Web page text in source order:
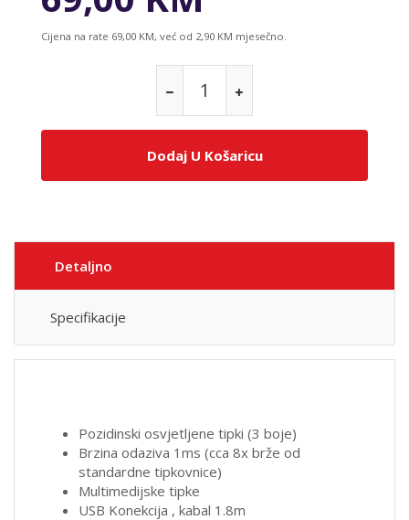
Cijena na rate 69,00 KM, već od 2,90 KM mjesečno.
Dodaj U Košaricu
Detaljno
Specifikacije
Pozidinski osvjetljene tipki (3 boje)
Brzina odaziva 1ms (cca 8x brže od
standardne tipkovnice)
Multimedijske tipke
USB Konekcija , kabal 1.8m